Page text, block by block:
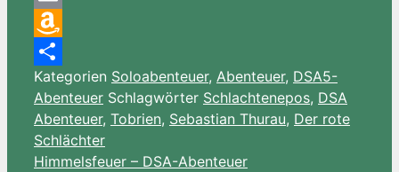
Email
Amazon
Wish
List
Teilen
Kategorien Soloabenteuer, Abenteuer, DSA5-
Abenteuer Schlagwörter Schlachtenepos, DSA
Abenteuer, Tobrien, Sebastian Thurau, Der rote
Schlächter
Himmelsfeuer – DSA-Abenteuer